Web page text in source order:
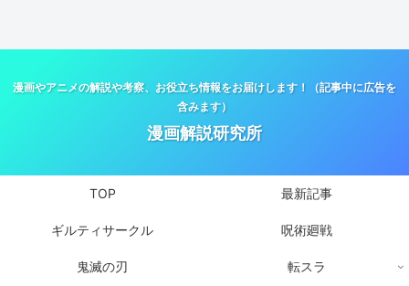
漫画やアニメの解説や考察、お役立ち情報をお届けします！（記事中に広告を
含みます）
漫画解説研究所
TOP 最新記事
ギルティサークル 呪術廻戦
鬼滅の刃 転スラ